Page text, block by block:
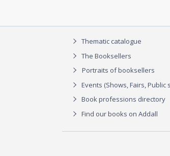
Thematic catalogue
The Booksellers
Portraits of booksellers
Events (Shows, Fairs, Public
Book professions directory
Find our books on Addall